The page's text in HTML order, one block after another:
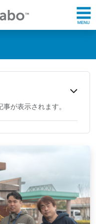
が表示されます。